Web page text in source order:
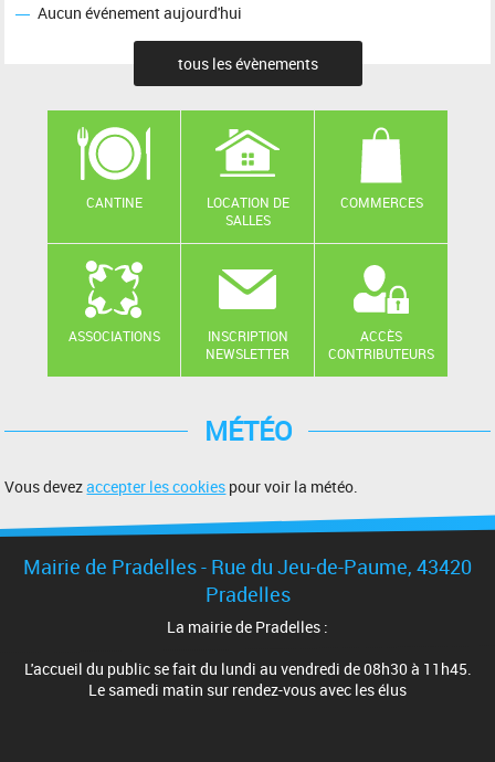
Aucun événement aujourd'hui
tous les évènements
CANTINE
LOCATION DE
SALLES
COMMERCES
ASSOCIATIONS
INSCRIPTION
NEWSLETTER
ACCÈS
CONTRIBUTEURS
MÉTÉO
Vous devezaccepter les cookies pour voir la météo.
Mairie de Pradelles - Rue du Jeu-de-Paume, 43420
Pradelles
La mairie de Pradelles :
L'accueil du public se fait du lundi au vendredi de 08h30 à 11h45.
Le samedi matin sur rendez-vous avec les élus